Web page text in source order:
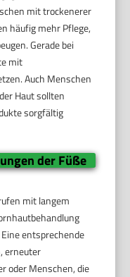
mit trockenerer
häufig mehr Pflege,
Gerade bei
mit
Auch Menschen
Haut sollten
sorgfältig
der Füße
mit langem
entsprechende
erneuter
oder Menschen, die